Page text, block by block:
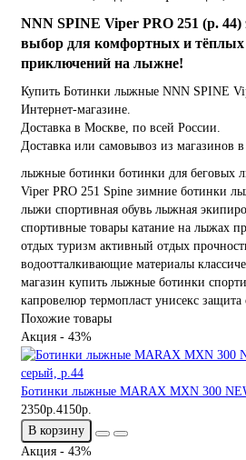
NNN SPINE Viper PRO 251 (р.
выбор для комфортных и тёплых
приключений на лыжне!
Купить Ботинки лыжные NNN SPINE
Интернет-магазине.
Доставка в Москве, по всей России.
Доставка или самовывоз из магазинов
лыжные ботинки ботинки для беговых
Viper PRO 251 Spine зимние ботинки
лыжи спортивная обувь лыжная
спортивные товары катание на лыжах
отдых туризм активный отдых
водоотталкивающие материалы
магазин купить лыжные ботинки
капровелюр термопласт унисекс защита
Похожие товары
Акция - 43%
Ботинки лыжные MARAX MXN 300
2350р.4150р.
В корзину
Акция - 43%